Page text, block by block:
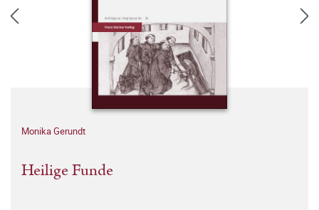
Monika Gerundt
Heilige Funde